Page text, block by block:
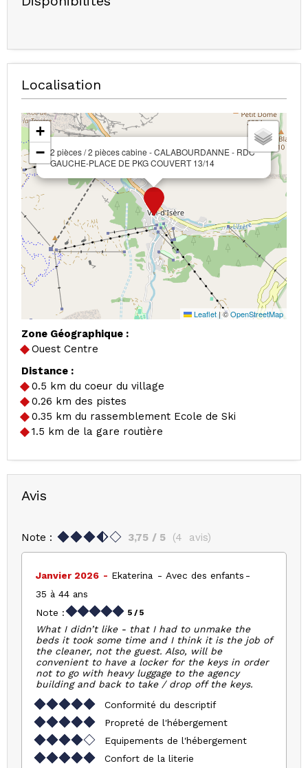
Localisation
2 pièces / 2 pièces cabine - CALABOURDANNE - RDC
GAUCHE-PLACE DE PKG COUVERT 13/14
+
−
Leaflet |©OpenStreetMap
Zone Géographique :
Ouest Centre
Distance :
0.5 km du coeur du village
0.26 km des pistes
0.35 km du rassemblement Ecole de Ski
1.5 km de la gare routière
Avis
Note : 3,75 / 5 (4 avis)
Janvier 2026 Ekaterina
Avec des enfants
35 à 44 ans
Note :
5 / 5
What I didn’t like - that I had to unmake the
beds it took some time and I think it is the job of
the cleaner, not the guest. Also, will be
convenient to have a locker for the keys in order
not to go with heavy luggage to the agency
building and back to take / drop off the keys.
Conformité du descriptif
Propreté de l'hébergement
Equipements de l'hébergement
Confort de la literie